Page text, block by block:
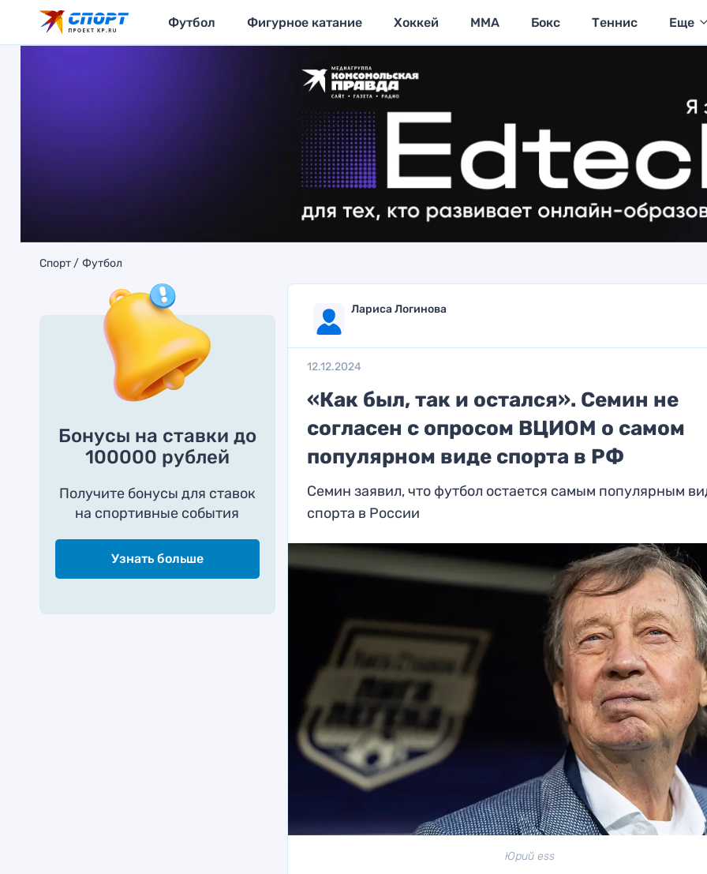
Футбол Фигурное катание Хоккей MMA Бокс Теннис Еще
Спорт Футбол
Бонусы на ставки до
100000 рублей
Получите бонусы для ставок
на спортивные события
Узнать больше
Лариса Логинова
12.12.2024
«Как был, так и остался». Семин не
согласен с опросом ВЦИОМ о самом
популярном виде спорта в РФ
Семин заявил, что футбол остается самым популярным
спорта в России
Юрий ess